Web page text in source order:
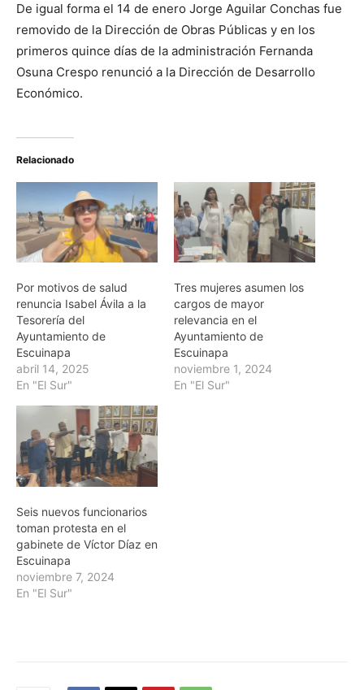
De igual forma el 14 de enero Jorge Aguilar Conchas fue
removido de la Dirección de Obras Públicas y en los
primeros quince días de la administración Fernanda
Osuna Crespo renunció a la Dirección de Desarrollo
Económico.
Relacionado
Por motivos de salud
renuncia Isabel Ávila a la
Tesorería del
Ayuntamiento de
Escuinapa
abril 14, 2025
En "El Sur"
Tres mujeres asumen los
cargos de mayor
relevancia en el
Ayuntamiento de
Escuinapa
noviembre 1, 2024
En "El Sur"
Seis nuevos funcionarios
toman protesta en el
gabinete de Víctor Díaz en
Escuinapa
noviembre 7, 2024
En "El Sur"